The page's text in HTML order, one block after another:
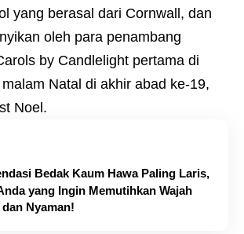
yang berasal dari Cornwall, dan
oleh para penambang
by Candlelight pertama di
Natal di akhir abad ke-19,
Noel.
Bedak Kaum Hawa Paling Laris,
yang Ingin Memutihkan Wajah
Nyaman!